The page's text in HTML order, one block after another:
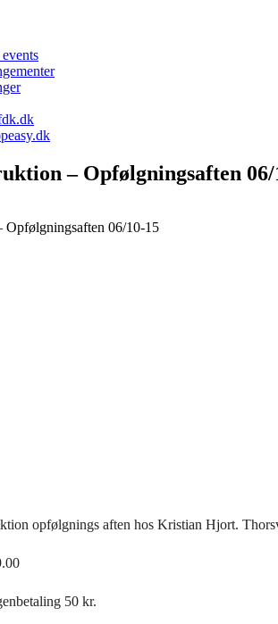
– Opfølgningsaften 06/
opfølgnings aften hos Kristian Hjort.
50 kr.